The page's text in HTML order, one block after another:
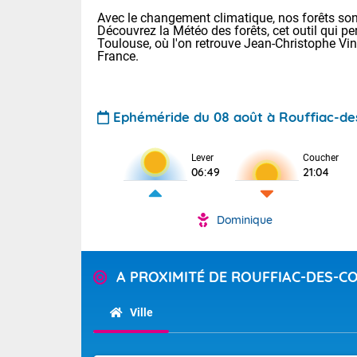
Avec le changement climatique, nos forêts
Découvrez la Météo des forêts, cet outil qui
Toulouse, où l'on retrouve Jean-Christophe
France.
Ephéméride du 08 août à Rouffiac-
Lever
06:49
Coucher
21:04
Dominique
A PROXIMITÉ DE ROUFFIAC-DES-
Ville
Voici les
31 Lyon : 35
: 32 Nancy :
31 Lille : 28
Pyrénées, la
Les orages